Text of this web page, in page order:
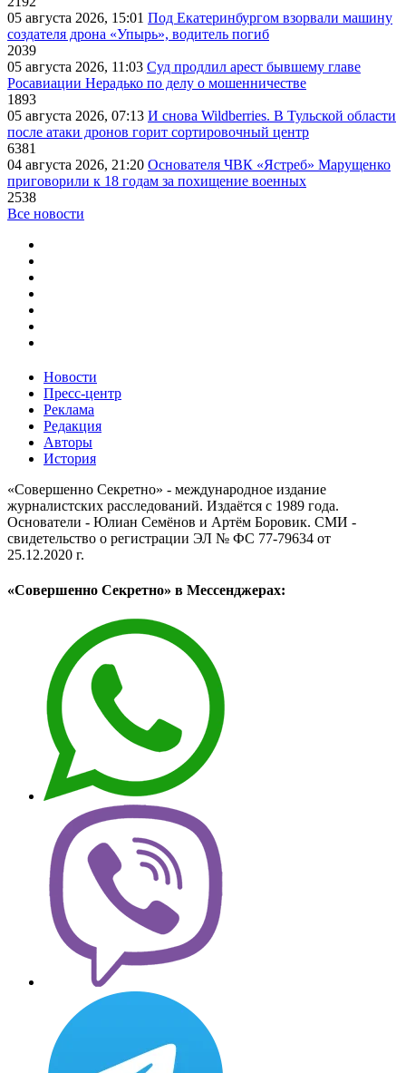
05 августа 2026, 15:01 Под Екатеринбургом взорвали машину
создателя дрона «Упырь», водитель погиб
2039
05 августа 2026, 11:03 Суд продлил арест бывшему главе
Росавиации Нерадько по делу о мошенничестве
1893
05 августа 2026, 07:13 И снова Wildberries. В Тульской области
после атаки дронов горит сортировочный центр
6381
04 августа 2026, 21:20 Основателя ЧВК «Ястреб» Марущенко
приговорили к 18 годам за похищение военных
2538
Все новости
Новости
Пресс-центр
Реклама
Редакция
Авторы
История
«Совершенно Секретно» - международное издание
журналистских расследований. Издаётся с 1989 года.
Основатели - Юлиан Семёнов и Артём Боровик. CМИ -
свидетельство о регистрации ЭЛ № ФС 77-79634 от
25.12.2020 г.
«Совершенно Секретно» в Мессенджерах: